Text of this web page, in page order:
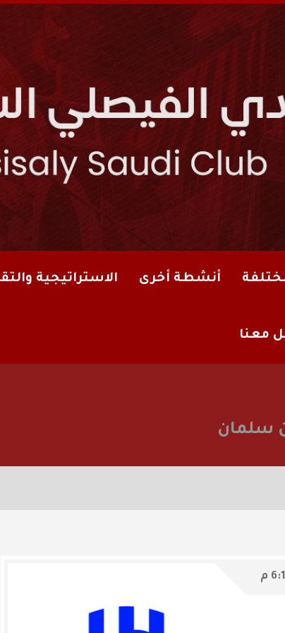
أنشطة أخرى الاستراتيجية
معنا
سلمان